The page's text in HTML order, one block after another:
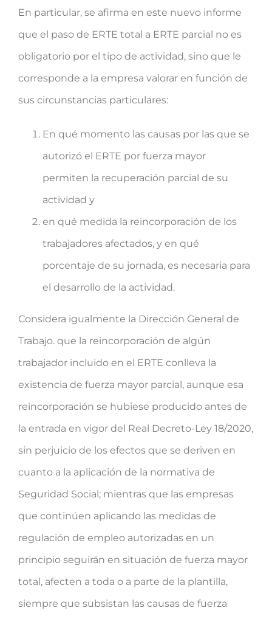
En particular, se afirma en este nuevo informe
que el paso de ERTE total a ERTE parcial no es
obligatorio por el tipo de actividad, sino que le
corresponde a la empresa valorar en función de
sus circunstancias particulares:
En qué momento las causas por las que se
autorizó el ERTE por fuerza mayor
permiten la recuperación parcial de su
actividad y
en qué medida la reincorporación de los
trabajadores afectados, y en qué
porcentaje de su jornada, es necesaria para
el desarrollo de la actividad.
Considera igualmente la Dirección General de
Trabajo. que la reincorporación de algún
trabajador incluido en el ERTE conlleva la
existencia de fuerza mayor parcial, aunque esa
reincorporación se hubiese producido antes de
la entrada en vigor del Real Decreto-Ley 18/2020,
sin perjuicio de los efectos que se deriven en
cuanto a la aplicación de la normativa de
Seguridad Social; mientras que las empresas
que continúen aplicando las medidas de
regulación de empleo autorizadas en un
principio seguirán en situación de fuerza mayor
total, afecten a toda o a parte de la plantilla,
siempre que subsistan las causas de fuerza